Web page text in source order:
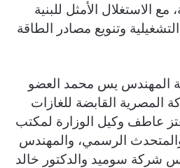
الاستغلال الأمثل للبنية
وتنويع مصادر الطاقة
المهندس يس محمد العضو
المصرية القابضة للغازات
عاطف وكيل الوزارة لمكتب
الرسمي، والمهندس
شركة سوميد والدكتور خالد